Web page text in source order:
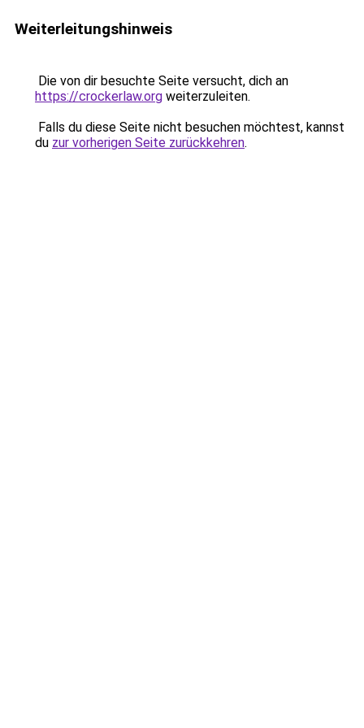
Weiterleitungshinweis
Die von dir besuchte Seite versucht, dich an
https://crockerlaw.org weiterzuleiten.
Falls du diese Seite nicht besuchen möchtest, kannst
du zur vorherigen Seite zurückkehren.